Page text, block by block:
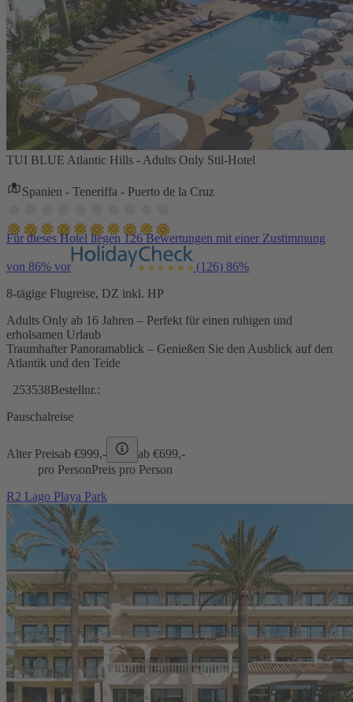
TUI BLUE Atlantic Hills - Adults Only Stil-Hotel
Spanien - Teneriffa - Puerto de la Cruz
Für dieses Hotel liegen 126 Bewertungen mit einer Zustimmung
von 86% vor (126) 86%
8-tägige Flugreise, DZ inkl. HP
Adults Only ab 16 Jahren – Perfekt für einen ruhigen und
erholsamen Urlaub
Traumhafter Panoramablick – Genießen Sie den Ausblick auf den
Atlantik und den Teide
253538Bestellnr.:
Pauschalreise
Alter Preisab €999,- ab €699,-
pro PersonPreis pro Person
R2 Lago Playa Park